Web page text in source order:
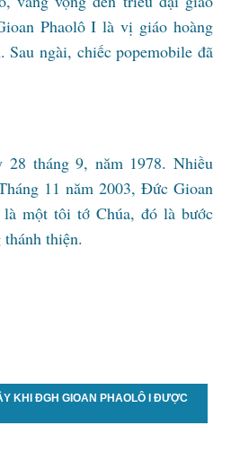
Phaolô I là vị giáo hoàng
Sau ngài, chiếc popemobile đã
28 tháng 9, năm 1978. Nhiều
11 năm 2003, Đức Gioan
một tôi tớ Chúa, đó là bước
thiện.
KHI ĐGH GIOAN PHAOLÔ I ĐƯỢC